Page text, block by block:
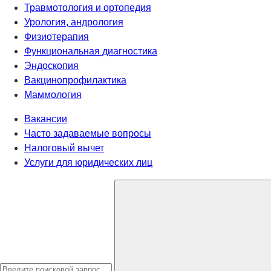
Травмотология и ортопедия
Урология, андрология
Физиотерапия
Функциональная диагностика
Эндоскопия
Вакцинопрофилактика
Маммология
Вакансии
Часто задаваемые вопросы
Налоговый вычет
Услуги для юридических лиц